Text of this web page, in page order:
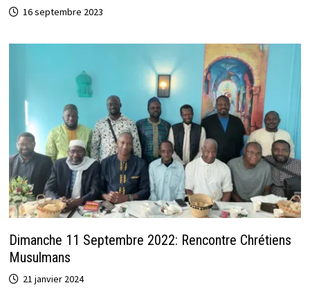
16 septembre 2023
Dimanche 11 Septembre 2022: Rencontre Chrétiens
Musulmans
21 janvier 2024